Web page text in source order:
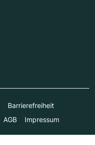
Barrierefreiheit
AGB Impressum